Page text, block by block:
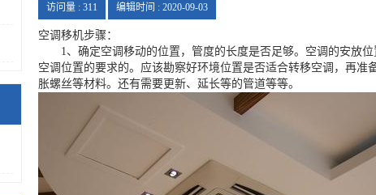
访问量 : 311 编辑时间 : 2020-09-03
空调移机步骤：
1、确定空调移动的位置，管度的长度是否足够。空调的安放位
空调位置的要求的。应该勘察好环境位置是否适合转移空调，再
胀螺丝等材料。还有需要更新、延长等的管道等等。